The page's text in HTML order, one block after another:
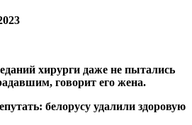
хирурги даже не пытались
говорит его жена.